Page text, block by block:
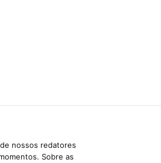
nossos redatores
Sobre as